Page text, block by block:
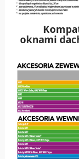
oknami